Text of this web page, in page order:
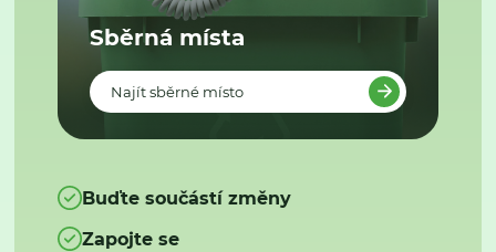
Sběrná místa
Najít sběrné místo
Buďte součástí změny
Zapojte se